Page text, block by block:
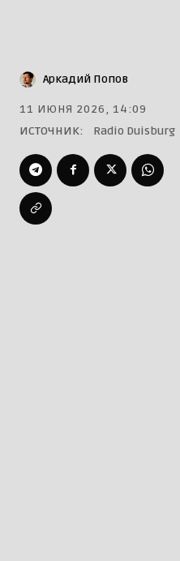
Аркадий Попов
11 ИЮНЯ 2026, 14:09
ИСТОЧНИК:
Radio Duisburg